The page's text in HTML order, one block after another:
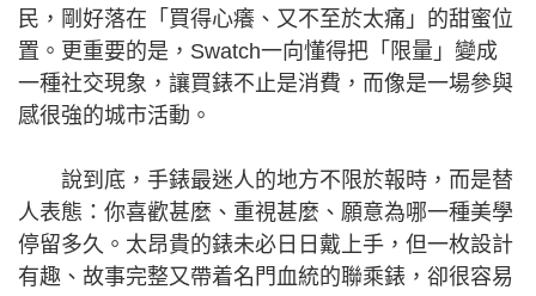
民，剛好落在「買得心癢、又不至於太痛」的甜蜜位
置。更重要的是，Swatch一向懂得把「限量」變成
一種社交現象，讓買錶不止是消費，而像是一場參與
感很強的城市活動。
說到底，手錶最迷人的地方不限於報時，而是替
人表態：你喜歡甚麼、重視甚麼、願意為哪一種美學
停留多久。太昂貴的錶未必日日戴上手，但一枚設計
有趣、故事完整又帶着名門血統的聯乘錶，卻很容易